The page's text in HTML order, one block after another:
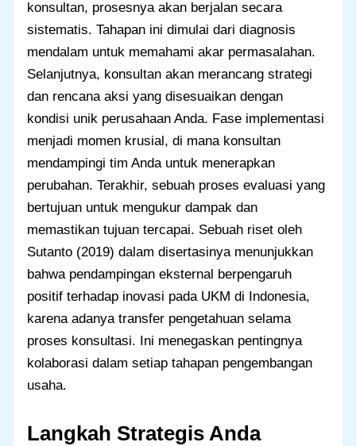
konsultan, prosesnya akan berjalan secara
sistematis. Tahapan ini dimulai dari diagnosis
mendalam untuk memahami akar permasalahan.
Selanjutnya, konsultan akan merancang strategi
dan rencana aksi yang disesuaikan dengan
kondisi unik perusahaan Anda. Fase implementasi
menjadi momen krusial, di mana konsultan
mendampingi tim Anda untuk menerapkan
perubahan. Terakhir, sebuah proses evaluasi yang
bertujuan untuk mengukur dampak dan
memastikan tujuan tercapai. Sebuah riset oleh
Sutanto (2019) dalam disertasinya menunjukkan
bahwa pendampingan eksternal berpengaruh
positif terhadap inovasi pada UKM di Indonesia,
karena adanya transfer pengetahuan selama
proses konsultasi. Ini menegaskan pentingnya
kolaborasi dalam setiap tahapan pengembangan
usaha.
Langkah Strategis Anda